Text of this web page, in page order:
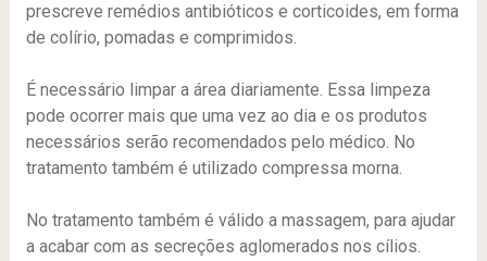
prescreve remédios antibióticos e corticoides, em forma
de colírio, pomadas e comprimidos.
É necessário limpar a área diariamente. Essa limpeza
pode ocorrer mais que uma vez ao dia e os produtos
necessários serão recomendados pelo médico. No
tratamento também é utilizado compressa morna.
No tratamento também é válido a massagem, para ajudar
a acabar com as secreções aglomerados nos cílios.